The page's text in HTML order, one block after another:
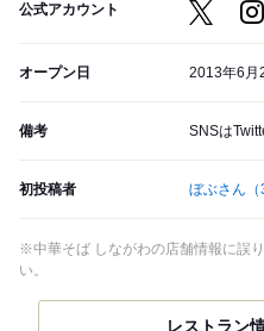
公式アカウント
オープン日 2013年6月
備考 SNSは
初投稿者 ぼぶさん
※中華そば しながわの店舗情報に誤
い。